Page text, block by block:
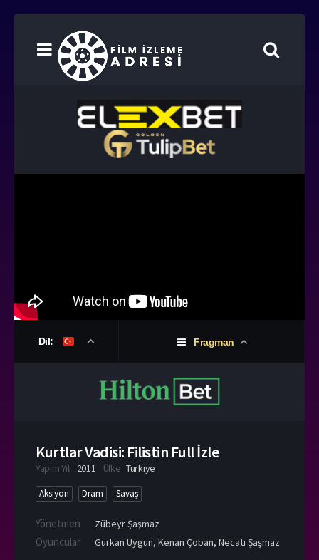
Dil: Fragman
Kurtlar Vadisi: Filistin Full İzle
Yapım Yılı 2011 Ülke Türkiye
Aksiyon Dram Savaş
Yönetmen Zübeyr Şaşmaz
Oyuncular Gürkan Uygun, Kenan Çoban, Necati Şaşmaz